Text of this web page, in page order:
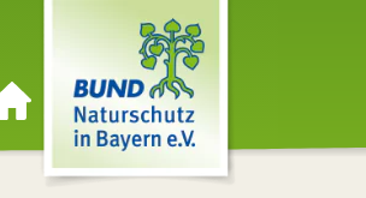
Zur Startseite